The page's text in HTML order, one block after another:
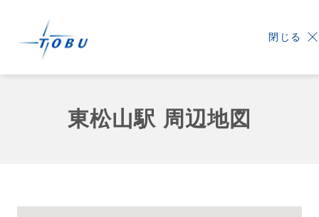
閉じる
東松山駅 周辺地図